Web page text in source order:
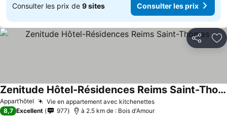
Consulter les prix de 9 sites Consulter les prix
Partager
Appart’hôtel Vie en appartement avec kitchenettes
Zenitude Hôtel-Résidences Reims Saint-Thomas
8,7 Excellent 977 à 2.5 km de : Bois d'Amour